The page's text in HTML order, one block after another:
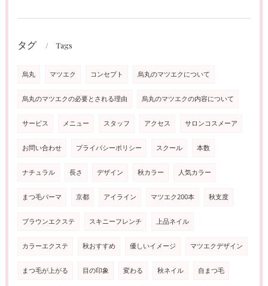
タグ Tags
烏丸 マツエク コンセプト 烏丸のマツエクについて
烏丸のマツエクの必要とされる理由 烏丸のマツエクの内容について
サービス メニュー スタッフ アクセス サロンコスメーア
お問い合わせ プライバシーポリシー スクール 本数
ナチュラル 長さ デザイン 秋カラー 人気カラー
まつ毛パーマ 京都 アイライン マツエク200本 秋支度
ブラウンエクステ スキニーフレンチ 上品ネイル
カラーエクステ 秋おすすめ 優しいイメージ マツエクデザイン
まつ毛が上がる 目の印象 変わる 秋ネイル 自まつ毛